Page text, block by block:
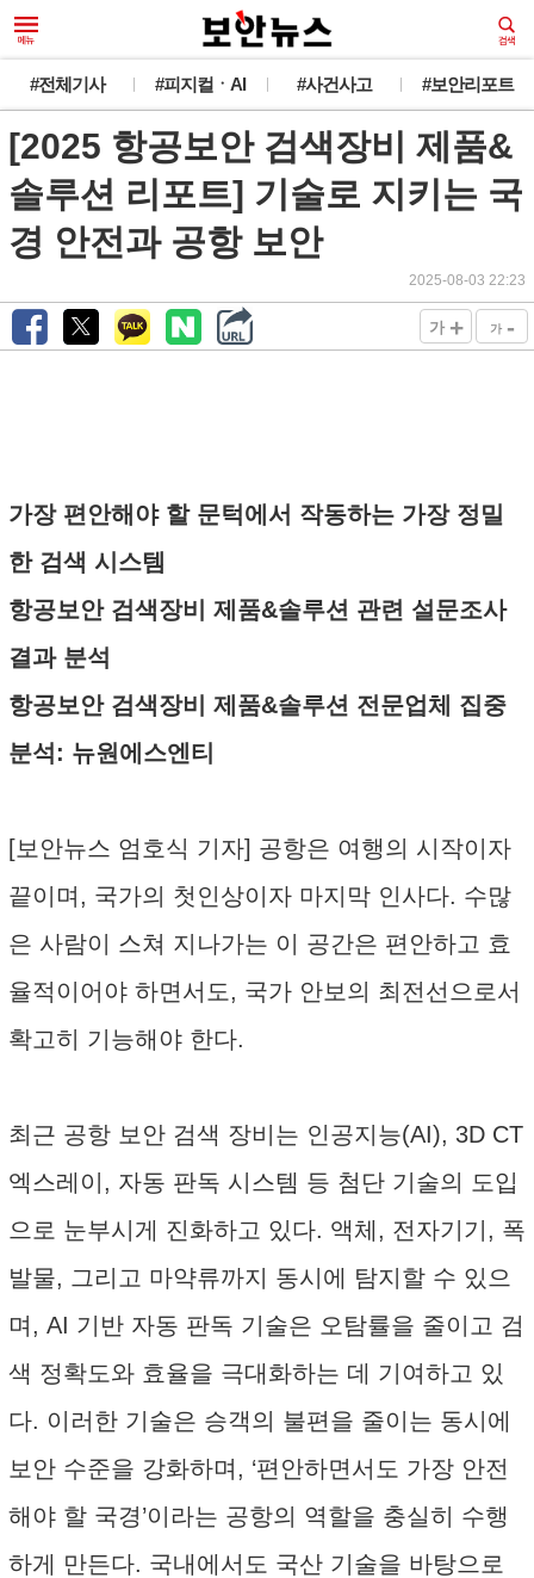
#전체기사 #피지컬ㆍAI #사건사고 #보안리포트
[2025 항공보안 검색장비 제품&
솔루션 리포트] 기술로 지키는 국
경 안전과 공항 보안
2025-08-03 22:23
가 + 가 -
가장 편안해야 할 문턱에서 작동하는 가장 정밀
한 검색 시스템
항공보안 검색장비 제품&솔루션 관련 설문조사
결과 분석
항공보안 검색장비 제품&솔루션 전문업체 집중
분석: 뉴원에스엔티
[보안뉴스 엄호식 기자] 공항은 여행의 시작이자
끝이며, 국가의 첫인상이자 마지막 인사다. 수많
은 사람이 스쳐 지나가는 이 공간은 편안하고 효
율적이어야 하면서도, 국가 안보의 최전선으로서
확고히 기능해야 한다.
최근 공항 보안 검색 장비는 인공지능(AI), 3D CT
엑스레이, 자동 판독 시스템 등 첨단 기술의 도입
으로 눈부시게 진화하고 있다. 액체, 전자기기, 폭
발물, 그리고 마약류까지 동시에 탐지할 수 있으
며, AI 기반 자동 판독 기술은 오탐률을 줄이고 검
색 정확도와 효율을 극대화하는 데 기여하고 있
다. 이러한 기술은 승객의 불편을 줄이는 동시에
보안 수준을 강화하며, ‘편안하면서도 가장 안전
해야 할 국경’이라는 공항의 역할을 충실히 수행
하게 만든다. 국내에서도 국산 기술을 바탕으로
새로운 뉴스가 도착했습니다.
韓 외교관 전원 해킹 추정... 최대 1만건 유출